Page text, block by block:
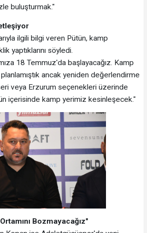
buluşturmak."
ilgili bilgi veren Pütün, kamp
yaptıklarını söyledi.
18 Temmuz'da başlayacağız. Kamp
ancak yeniden değerlendirme
veya Erzurum seçenekleri üzerinde
içerisinde kamp yerimiz kesinleşecek."
Bozmayacağız"